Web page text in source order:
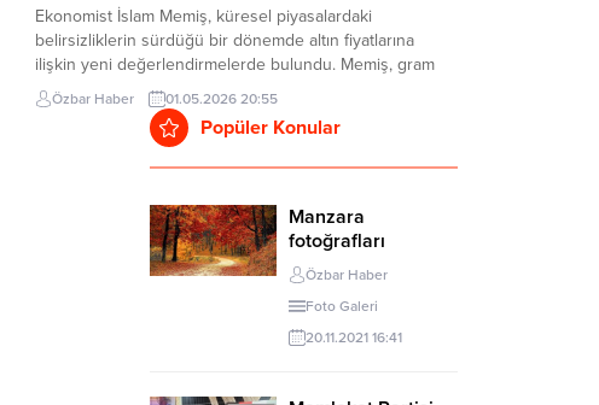
Ekonomist İslam Memiş, küresel piyasalardaki
belirsizliklerin sürdüğü bir dönemde altın fiyatlarına
ilişkin yeni değerlendirmelerde bulundu. Memiş, gram
altının Mayıs ayı içerisinde 7.000 TL seviyesini
aşabileceğini öngörürken, yıl sonu için 10.000 TL
hedefinin geçerliliğini koruduğunu ifade etti. Küresel
Özbar Haber 01.05.2026 20:55
Popüler Konular
Manzara
fotoğrafları
Özbar Haber
Foto Galeri
20.11.2021 16:41